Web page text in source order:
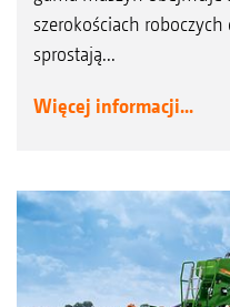
szerokościach
sprostają...
Więcej informacji...